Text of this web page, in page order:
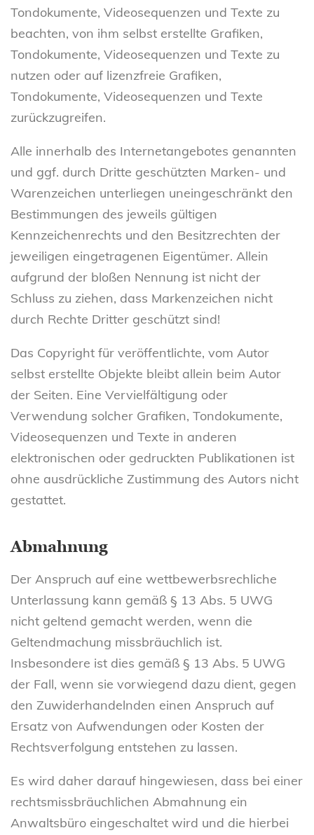
Tondokumente, Videosequenzen und Texte zu
beachten, von ihm selbst erstellte Grafiken,
Tondokumente, Videosequenzen und Texte zu
nutzen oder auf lizenzfreie Grafiken,
Tondokumente, Videosequenzen und Texte
zurückzugreifen.
Alle innerhalb des Internetangebotes genannten
und ggf. durch Dritte geschützten Marken- und
Warenzeichen unterliegen uneingeschränkt den
Bestimmungen des jeweils gültigen
Kennzeichenrechts und den Besitzrechten der
jeweiligen eingetragenen Eigentümer. Allein
aufgrund der bloßen Nennung ist nicht der
Schluss zu ziehen, dass Markenzeichen nicht
durch Rechte Dritter geschützt sind!
Das Copyright für veröffentlichte, vom Autor
selbst erstellte Objekte bleibt allein beim Autor
der Seiten. Eine Vervielfältigung oder
Verwendung solcher Grafiken, Tondokumente,
Videosequenzen und Texte in anderen
elektronischen oder gedruckten Publikationen ist
ohne ausdrückliche Zustimmung des Autors nicht
gestattet.
Abmahnung
Der Anspruch auf eine wettbewerbsrechliche
Unterlassung kann gemäß § 13 Abs. 5 UWG
nicht geltend gemacht werden, wenn die
Geltendmachung missbräuchlich ist.
Insbesondere ist dies gemäß § 13 Abs. 5 UWG
der Fall, wenn sie vorwiegend dazu dient, gegen
den Zuwiderhandelnden einen Anspruch auf
Ersatz von Aufwendungen oder Kosten der
Rechtsverfolgung entstehen zu lassen.
Es wird daher darauf hingewiesen, dass bei einer
rechtsmissbräuchlichen Abmahnung ein
Anwaltsbüro eingeschaltet wird und die hierbei